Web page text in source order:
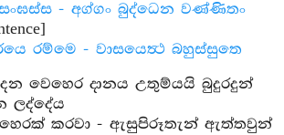
සංඝස්ස - අග්ගං බුද්ධෙන වණ්ණිතං
රම්මෙ - වාසයෙත්‍ථ බහුස්සුතෙ
වෙහෙර දානය උතුම්යයි බුදුරදුන්
ලද්දේය
කරවා - ඇසුපිරූතැන් ඇත්තවුන්